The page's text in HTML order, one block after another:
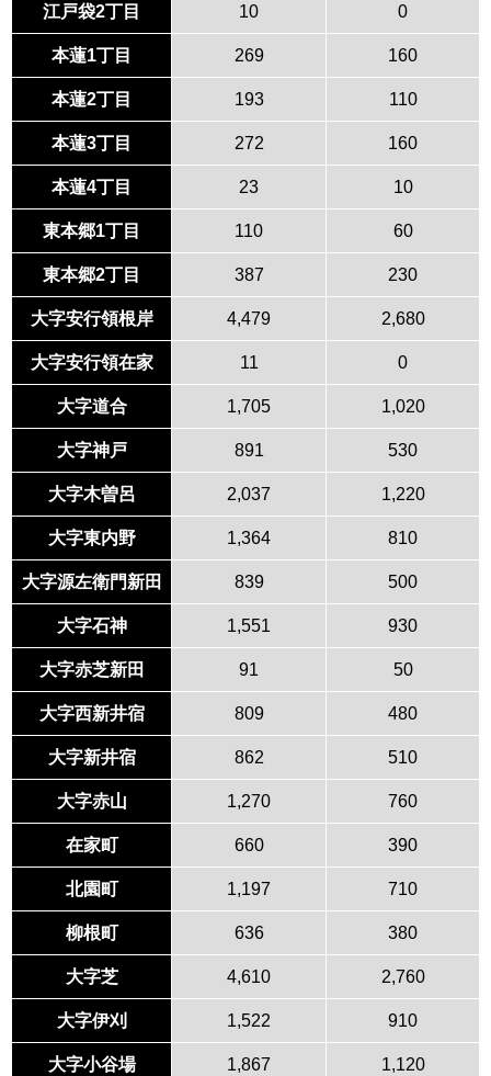
江戸袋2丁目 10 0
本蓮1丁目 269 160
本蓮2丁目 193 110
本蓮3丁目 272 160
本蓮4丁目 23 10
東本郷1丁目 110 60
東本郷2丁目 387 230
大字安行領根岸 4,479 2,680
大字安行領在家 11 0
大字道合 1,705 1,020
大字神戸 891 530
大字木曽呂 2,037 1,220
大字東内野 1,364 810
大字源左衛門新田 839 500
大字石神 1,551 930
大字赤芝新田 91 50
大字西新井宿 809 480
大字新井宿 862 510
大字赤山 1,270 760
在家町 660 390
北園町 1,197 710
柳根町 636 380
大字芝 4,610 2,760
大字伊刈 1,522 910
大字小谷場 1,867 1,120